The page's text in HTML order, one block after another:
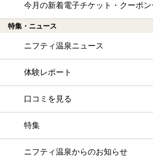
今月の新着電子チケット・クーポン
特集・ニュース
ニフティ温泉ニュース
体験レポート
口コミを見る
特集
ニフティ温泉からのお知らせ